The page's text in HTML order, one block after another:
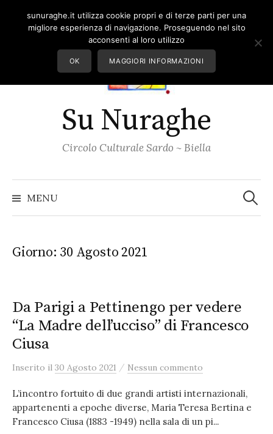
Su Nuraghe
Circolo Culturale Sardo ~ Biella
MENU per:
Giorno: 30 Agosto 2021
Da Parigi a Pettinengo per vedere
“La Madre dell’ucciso” di Francesco
Ciusa
Inserito il 30 Agosto 2021 / Nessun commento
L’incontro fortuito di due grandi artisti internazionali,
appartenenti a epoche diverse, Maria Teresa Bertina e
Francesco Ciusa (1883 -1949) nella sala di un pi...
sunuraghe.it utilizza cookie propri e di terze parti per una
migliore esperienza di navigazione. Proseguendo nel sito
acconsenti al loro utilizzo
OK MAGGIORI INFORMAZIONI